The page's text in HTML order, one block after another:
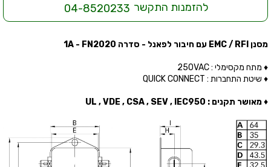
להזמנות התקשר 04-8520233
מסנן EMC / RFI עם חיבור לפאנל - סדרה 1A - FN2020
♦ מתח מקסימלי : 250VAC
♦ שיטת התחברות : QUICK CONNECT
♦ מאושר תקנים : UL , VDE , CSA , SEV , IEC950